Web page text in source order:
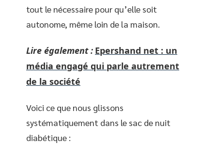
tout le nécessaire pour qu’elle soit
autonome, même loin de la maison.
Lire également : Epershand net : un
média engagé qui parle autrement
de la société
Voici ce que nous glissons
systématiquement dans le sac de nuit
diabétique :